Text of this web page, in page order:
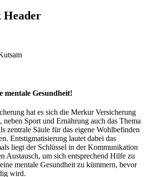
Header
mentale Gesundheit!
hat es sich die Merkur Versicherung
neben Sport und Ernährung auch das Thema
zentrale Säule für das eigene Wohlbefinden
Entstigmatisierung lautet dabei das
liegt der Schlüssel in der Kommunikation
Austausch, um sich entsprechend Hilfe zu
mentale Gesundheit zu kümmern, bevor
wird.